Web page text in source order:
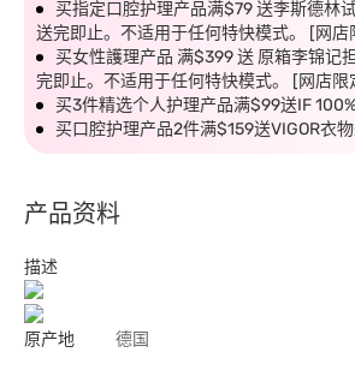
买指定口腔护理产品满$79 送李斯德林
送完即止。不适用于任何特快模式。 [网店
买女性護理产品 满$399 送 原箱李锦记
完即止。不适用于任何特快模式。 [网店限
买3件精选个人护理产品满$99送IF
买口腔护理产品2件满$159送VIGOR衣
产品资料
描述
原产地 德国